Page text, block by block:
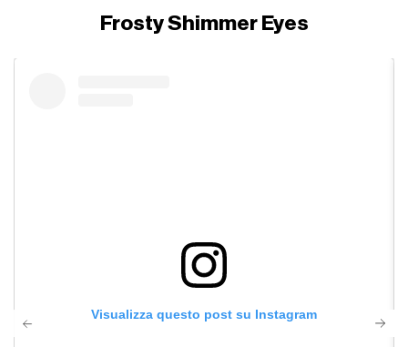
Frosty Shimmer Eyes
Visualizza questo post su Instagram